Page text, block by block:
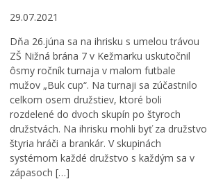
29.07.2021
Dňa 26.júna sa na ihrisku s umelou trávou
ZŠ Nižná brána 7 v Kežmarku uskutočnil
ôsmy ročník turnaja v malom futbale
mužov „Buk cup“. Na turnaji sa zúčastnilo
celkom osem družstiev, ktoré boli
rozdelené do dvoch skupín po štyroch
družstvách. Na ihrisku mohli byť za družstvo
štyria hráči a brankár. V skupinách
systémom každé družstvo s každým sa v
zápasoch […]